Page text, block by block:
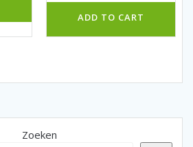
ADD TO CART
Zoeken